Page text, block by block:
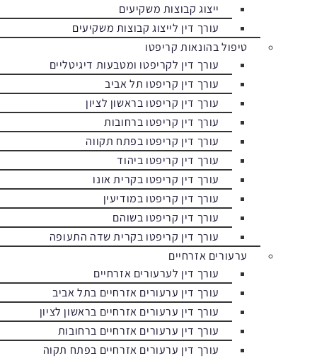
ייצוג קבוצות משקיעים
עורך דין לייצוג קבוצות משקיעים
טיפול בהונאות קריפטו
עורך דין לקריפטו ומטבעות דיגיטליים
עורך דין קריפטו תל אביב
עורך דין קריפטו בראשון לציון
עורך דין קריפטו ברחובות
עורך דין קריפטו בפתח תקווה
עורך דין קריפטו ביהוד
עורך דין קריפטו בקרית אונו
עורך דין קריפטו במודיעין
עורך דין קריפטו בשוהם
עורך דין קריפטו בקרית שדה התעופה
ערעורים אזרחיים
עורך דין לערעורים אזרחיים
עורך דין ערעורים אזרחיים בתל אביב
עורך דין ערעורים אזרחיים בראשון לציון
עורך דין ערעורים אזרחיים ברחובות
עורך דין ערעורים אזרחיים בפתח תקוה